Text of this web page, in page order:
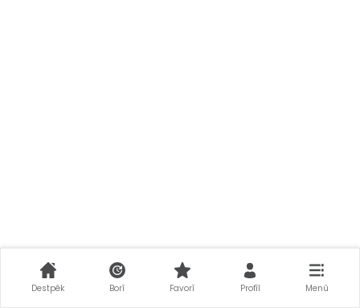
Destpêk Borî Favorî Profîl Menû